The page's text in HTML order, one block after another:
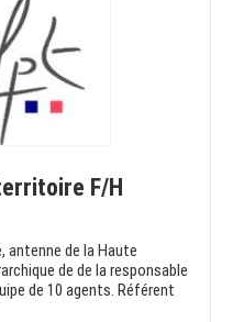
F/H
antenne de la Haute
de de la responsable
de 10 agents. Référent